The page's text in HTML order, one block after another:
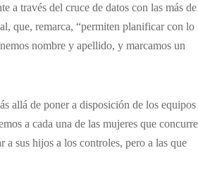
a través del cruce de datos con las más
que, remarca, “permiten planificar con lo
nombre y apellido, y marcamos un
allá de poner a disposición de los equipos
a cada una de las mujeres que
a sus hijos a los controles, pero a las que